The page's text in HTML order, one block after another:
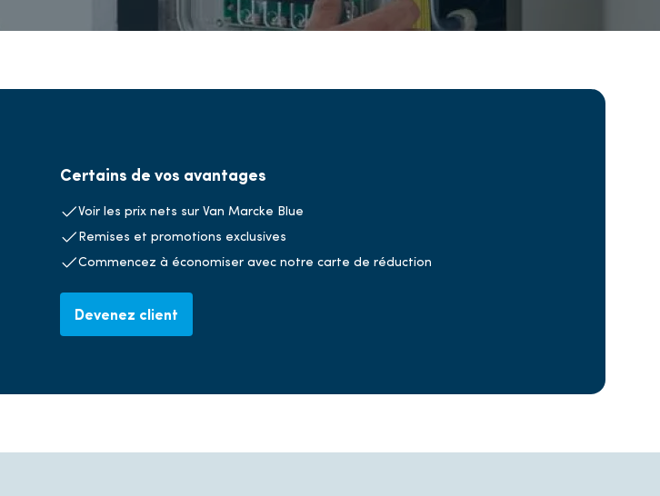
Certains de vos avantages
Voir les prix nets sur Van Marcke Blue
Remises et promotions exclusives
Commencez à économiser avec notre carte de réduction
Devenez client